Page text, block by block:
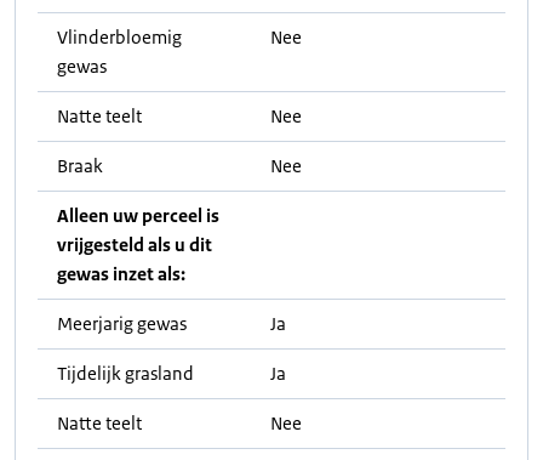
Vlinderbloemig
gewas
Nee
Natte teelt Nee
Braak Nee
Alleen uw perceel is
vrijgesteld als u dit
gewas inzet als:
Meerjarig gewas Ja
Tijdelijk grasland Ja
Natte teelt Nee